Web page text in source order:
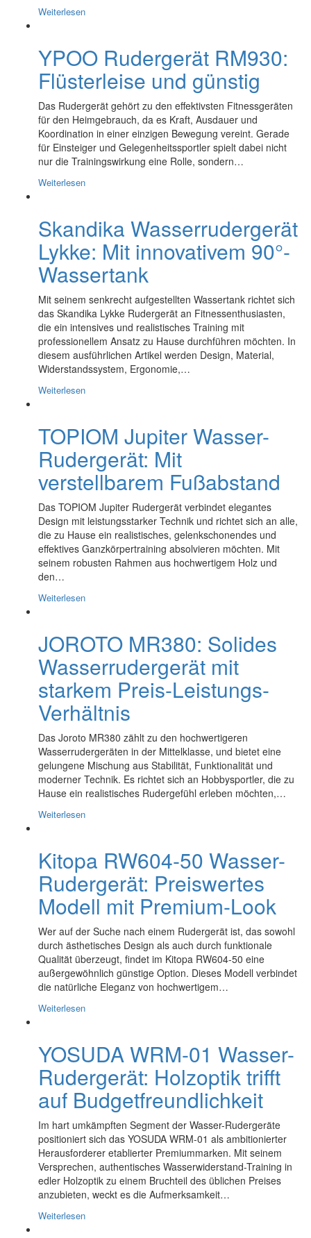
Weiterlesen
YPOO Rudergerät RM930:
Flüsterleise und günstig
Das Rudergerät gehört zu den effektivsten Fitnessgeräten
für den Heimgebrauch, da es Kraft, Ausdauer und
Koordination in einer einzigen Bewegung vereint. Gerade
für Einsteiger und Gelegenheitssportler spielt dabei nicht
nur die Trainingswirkung eine Rolle, sondern…
Weiterlesen
Skandika Wasserrudergerät
Lykke: Mit innovativem 90°-
Wassertank
Mit seinem senkrecht aufgestellten Wassertank richtet sich
das Skandika Lykke Rudergerät an Fitnessenthusiasten,
die ein intensives und realistisches Training mit
professionellem Ansatz zu Hause durchführen möchten. In
diesem ausführlichen Artikel werden Design, Material,
Widerstandssystem, Ergonomie,…
Weiterlesen
TOPIOM Jupiter Wasser-
Rudergerät: Mit
verstellbarem Fußabstand
Das TOPIOM Jupiter Rudergerät verbindet elegantes
Design mit leistungsstarker Technik und richtet sich an alle,
die zu Hause ein realistisches, gelenkschonendes und
effektives Ganzkörpertraining absolvieren möchten. Mit
seinem robusten Rahmen aus hochwertigem Holz und
den…
Weiterlesen
JOROTO MR380: Solides
Wasserrudergerät mit
starkem Preis-Leistungs-
Verhältnis
Das Joroto MR380 zählt zu den hochwertigeren
Wasserrudergeräten in der Mittelklasse, und bietet eine
gelungene Mischung aus Stabilität, Funktionalität und
moderner Technik. Es richtet sich an Hobbysportler, die zu
Hause ein realistisches Rudergefühl erleben möchten,…
Weiterlesen
Kitopa RW604-50 Wasser-
Rudergerät: Preiswertes
Modell mit Premium-Look
Wer auf der Suche nach einem Rudergerät ist, das sowohl
durch ästhetisches Design als auch durch funktionale
Qualität überzeugt, findet im Kitopa RW604-50 eine
außergewöhnlich günstige Option. Dieses Modell verbindet
die natürliche Eleganz von hochwertigem…
Weiterlesen
YOSUDA WRM-01 Wasser-
Rudergerät: Holzoptik trifft
auf Budgetfreundlichkeit
Im hart umkämpften Segment der Wasser-Rudergeräte
positioniert sich das YOSUDA WRM-01 als ambitionierter
Herausforderer etablierter Premiummarken. Mit seinem
Versprechen, authentisches Wasserwiderstand-Training in
edler Holzoptik zu einem Bruchteil des üblichen Preises
anzubieten, weckt es die Aufmerksamkeit…
Weiterlesen